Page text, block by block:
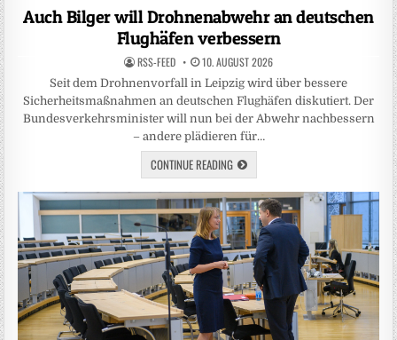
in
Auch Bilger will Drohnenabwehr an deutschen
Flughäfen verbessern
RSS-FEED 10. AUGUST 2026
Seit dem Drohnenvorfall in Leipzig wird über bessere
Sicherheitsmaßnahmen an deutschen Flughäfen diskutiert. Der
Bundesverkehrsminister will nun bei der Abwehr nachbessern
– andere plädieren für…
CONTINUE READING